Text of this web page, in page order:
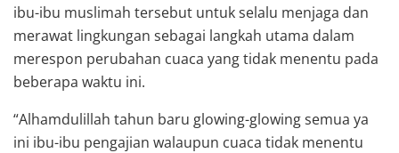
ibu-ibu muslimah tersebut untuk selalu menjaga dan
merawat lingkungan sebagai langkah utama dalam
merespon perubahan cuaca yang tidak menentu pada
beberapa waktu ini.
“Alhamdulillah tahun baru glowing-glowing semua ya
ini ibu-ibu pengajian walaupun cuaca tidak menentu